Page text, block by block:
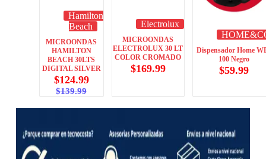
Hamilton
Beach
MICROONDAS
HAMILTON
BEACH 30LTS
DIGITAL SILVER
$139.99
$124.99
Electrolux
MICROONDAS
ELECTROLUX 30 LT
COLOR CROMADO
$169.99
Dispensador Home
100 Negro
$59.99